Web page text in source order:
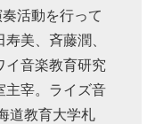
活動を行って
美、斉藤潤、
イ音楽教育研究
主宰。ライズ音
道教育大学札